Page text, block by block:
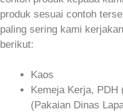
produk sesuai contoh
paling sering kami
berikut:
Kaos
Kemeja Kerja,
(Pakaian Dinas